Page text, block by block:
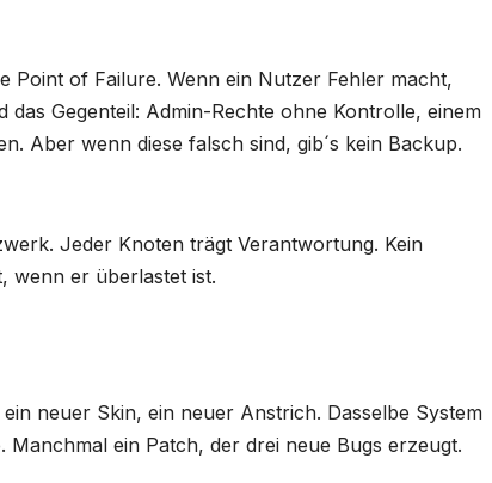
Point of Failure. Wenn ein Nutzer Fehler macht,
Gegenteil: Admin-Rechte ohne Kontrolle, einem
Aber wenn diese falsch sind, gib´s kein Backup.
Jeder Knoten trägt Verantwortung. Kein
wenn er überlastet ist.
neuer Skin, ein neuer Anstrich. Dasselbe System
ein Patch, der drei neue Bugs erzeugt.